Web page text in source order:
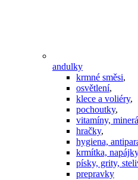
andulky
krmné směsi,
osvětlení,
klece a voliéry,
pochoutky,
vitamíny,
hračky,
hygiena,
krmítka,
písky, grity,
prepravky